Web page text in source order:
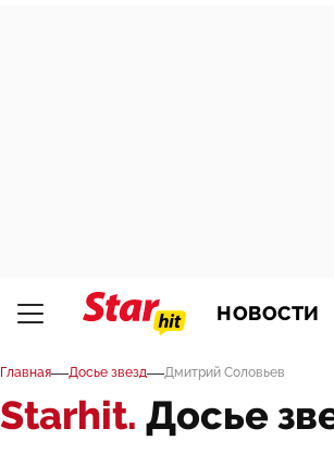
НОВОСТИ
Главная—Досье звезд—Дмитрий Соловьев
Starhit. Досье